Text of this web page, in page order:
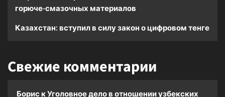
горюче-смазочных материалов
Казахстан: вступил в силу закон о цифровом тенге
Свежие комментарии
Борис кУголовное дело в отношении узбекских